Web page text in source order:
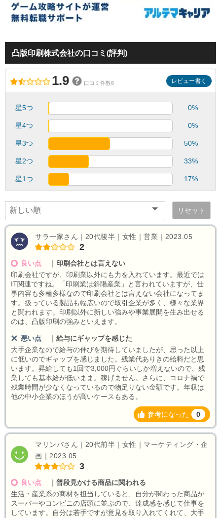
凸版印刷株式会社の口コミ(評判)
1.9 口コミ件数6 レビュー書く
星5つ 0%
星4つ 0%
星3つ 50%
星2つ 33%
星1つ 17%
リセット
サラ一家さん｜20代後半｜女性｜営業｜2023.05
2
良い点
印刷会社とは言えない
印刷会社ですが、印刷業以外にも力を入れています。最近では
IT関連ですね。「印刷業は斜陽産業」と言われていますが、仕
事内容も多種多様なので印刷会社とは言えない会社になってま
す。扱っている製品も幅広いので取引企業が多く、様々な業界
と関われます。印刷以外に新しい強みや事業展開を生み出せる
のは、凸版印刷の強みといえます。
悪い点
給与にギャップを感じた
大手企業なので給与の伸びを期待していましたが、思った以上
に低いのでギャップを感じました。残業代ありきの給料だと思
います。昇給しても1回で3,000円ぐらいしか増えないので、残
業しても基本給が低いまま。稼げません。さらに、コロナ禍で
残業時間が少なくなっているので物足りない金額です。年収は
他の中小企業のほうが高いケースもある。
参考になった 0
マリンバさん｜20代前半｜女性｜マーケティング・企
画｜2023.05
3
良い点
普段見かける商品に関われる
生活・産業系の商材を担当していると、自分が関わった商品が
スーパーやコンビニの店頭に並ぶので、達成感を感じて仕事を
しています。自分は若手ですが意見を取り入れてくれて、大手